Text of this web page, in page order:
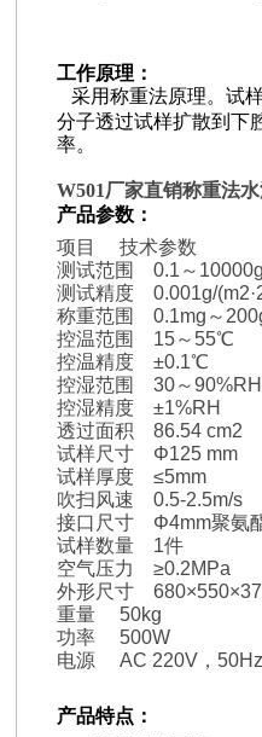
工作原理：
采用称重法原理。试
分子透过试样扩散到下
率。
W501厂家直销称重法
产品参数：
项目 技术参数
测试范围 0.1～
测试精度 0.001g/
称重范围 0.1mg～
控温范围 15～55℃
控温精度 ±0.1℃
控湿范围 30～
控湿精度 ±1%RH
透过面积 86.54 cm2
试样尺寸 Φ125 mm
试样厚度 ≤5mm
吹扫风速 0.5-2.5m/s
接口尺寸 Φ4mm聚
试样数量 1件
空气压力 ≥0.2MPa
外形尺寸
重量 50kg
功率 500W
电源 AC 220V，
产品特点：